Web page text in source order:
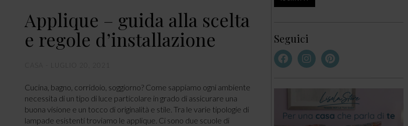
Applique – guida alla scelta
e regole d’installazione
Cucina, bagno, corridoio, soggiorno? Come sappiamo ogni ambiente
necessita di un tipo di luce particolare in grado di assicurare una
buona visione e un tocco di originalità e stile. Tra le varie tipologie di
lampade esistenti troviamo le applique. Ci sono due scuole di
Seguici